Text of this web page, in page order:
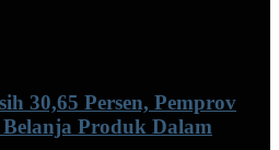
30,65 Persen, Pemprov
Produk Dalam